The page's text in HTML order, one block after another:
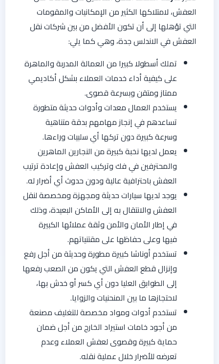
العفش، لامتلاكها الكثير من الإمكانيات والمقومات
التي تؤهلها إلى أن تكون الأفضل من بين شركات نقل
العفش في الاندلس جدة، وهي كما يلي:
تملك أسطولا كبيرا من العمالة المدربة والماهرة
على كيفية أداء خدمات العملاء بشكل أكاديمي
ممتاز ومتقن وبسرعة قصوى.
يستخدم العمال معدات وأدوات حديثة متطورة
تساعدهم في إنجاز مهامهم بدقة متناهية
وسرعة كبيرة دون تركها أي سلبيات وراءها.
يعمل لديها نخبة كبيرة من النجارين الماهرين
والمحترفين في فك وتركيب العفش وإعادة ترتيب
العفش باحترافية عالية ودون حدوث أي أضرار له.
يوجد لديها سيارات حديثة ومجهزة ومخصصة لنقل
العفش والانتقال به إلى الأماكن البعيدة، وذلك
في إطار الأمان والأمن وثقة عملائها الكبيرة
فيها وعلى حفاظها على مقتنياتهم.
تستخدم أوناشا كبيرة مطورة وحديثة من أجل رفع
وإنزال قطع العفش التي يكون من الصعب رفعها
إلى الطوابق العليا دون أي كسر أو خدش بها،
لاحتجازها ما بين المنحنيات والزوايا.
تستخدم أدوات ومواد مخصصة للتغليف مصنعة
من أجود خامات استيراد الخارج من أجل ضمان
حماية كبيرة وقصوى لعفش العملاء وعدم
تعرضه للأضرار خلال عملية نقله.